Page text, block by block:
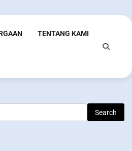
TENTANG KAMI